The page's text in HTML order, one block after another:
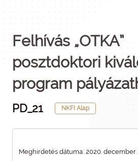
Felhívás „OTKA”
posztdoktori
program
PD_21 NKFI Alap
Meghirdetés dátuma: 2020. december